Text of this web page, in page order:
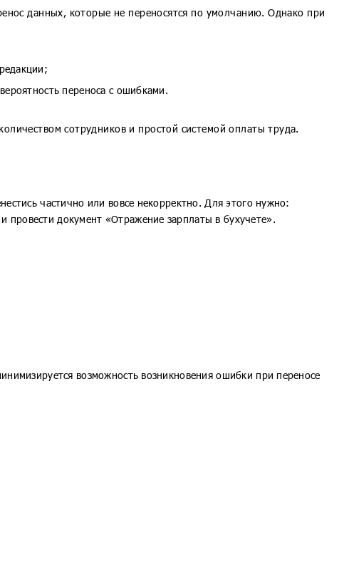
данных, которые не переносятся по умолчанию. Однако при
переноса с ошибками.
сотрудников и простой системой оплаты труда.
частично или вовсе некорректно. Для этого нужно:
провести документ «Отражение зарплаты в бухучете».
возможность возникновения ошибки при переносе